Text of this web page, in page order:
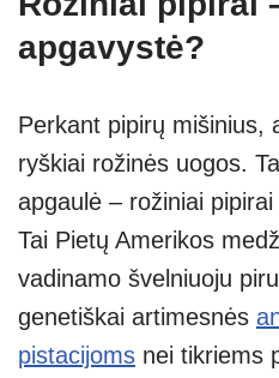
apgavystė?
Perkant pipirų mišinius,
ryškiai rožinės uogos.
apgaulė – rožiniai
Tai Pietų Amerikos
vadinamo švelniuoju
genetiškai artimesnės
pistacijoms nei tikriems